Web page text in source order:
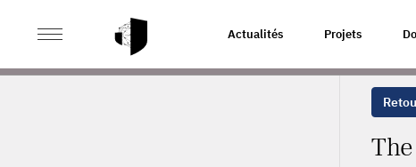
Actualités Projets
ACCUEIL PUBLICATIONS > THE RELOCATION EFFECTS